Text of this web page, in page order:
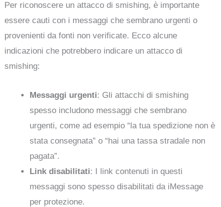
Per riconoscere un attacco di smishing, è importante
essere cauti con i messaggi che sembrano urgenti o
provenienti da fonti non verificate. Ecco alcune
indicazioni che potrebbero indicare un attacco di
smishing:
Messaggi urgenti: Gli attacchi di smishing
spesso includono messaggi che sembrano
urgenti, come ad esempio “la tua spedizione non è
stata consegnata” o “hai una tassa stradale non
pagata”.
Link disabilitati: I link contenuti in questi
messaggi sono spesso disabilitati da iMessage
per protezione.